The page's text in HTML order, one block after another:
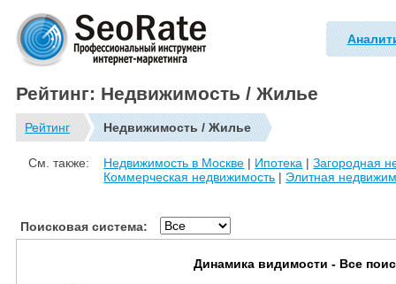
Рейтинг: Недвижимость / Жилье
Рейтинг Недвижимость / Жилье
См. также: Недвижимость в Москве | Ипотека |Загородная
Коммерческая недвижимость | Элитная
Поисковая система:
Динамика видимости - Все